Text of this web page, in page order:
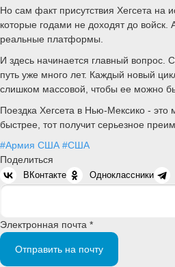
Но сам факт присутствия Хегсета на
которые годами не доходят до
реальные платформы.
И здесь начинается главный
путь уже много лет. Каждый новый
слишком массовой, чтобы ее можно
Поездка Хегсета в Нью-Мексико -
быстрее, тот получит серьезное
#Армия США #США
Поделиться
ВКонтакте Одноклассники
Электронная почта *
Отправить на почту